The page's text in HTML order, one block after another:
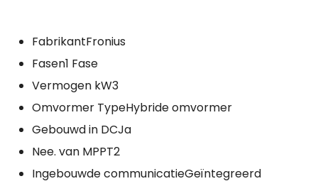
FabrikantFronius
Fasen1 Fase
Vermogen kW3
Omvormer TypeHybride omvormer
Gebouwd in DCJa
Nee. van MPPT2
Ingebouwde communicatieGeïntegreerd